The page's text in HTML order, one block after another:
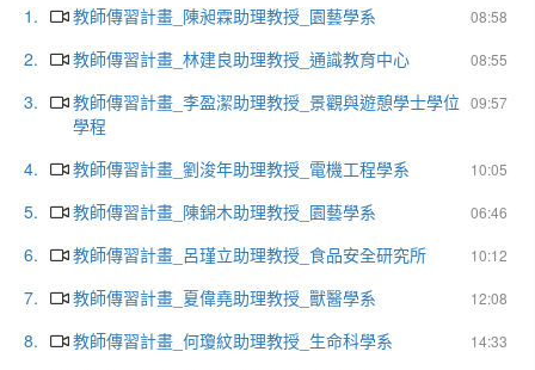
1. 08:58
教師傳習計畫_陳昶霖助理教授_園藝學系
2.
08:55
教師傳習計畫_林建良助理教授_通識教育中心
3.
09:57
教師傳習計畫_李盈潔助理教授_景觀與遊憩學士學位
學程
4.
10:05
教師傳習計畫_劉浚年助理教授_電機工程學系
5.
06:46
教師傳習計畫_陳錦木助理教授_園藝學系
6.
10:12
教師傳習計畫_呂瑾立助理教授_食品安全研究所
7.
12:08
教師傳習計畫_夏偉堯助理教授_獸醫學系
8.
14:33
教師傳習計畫_何瓊紋助理教授_生命科學系